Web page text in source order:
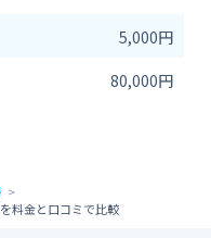
5,000円
80,000円
料金と口コミで比較